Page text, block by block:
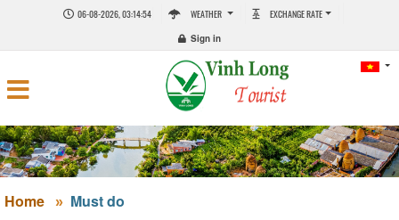
06-08-2026, 03:14:54 WEATHER EXCHANGE RATE
Sign in
Home Must do